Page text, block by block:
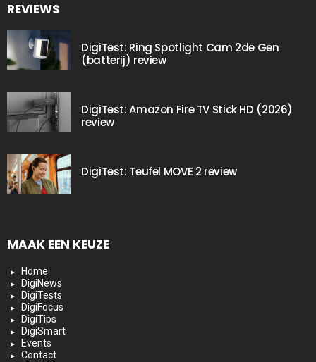
REVIEWS
DigiTest: Ring Spotlight Cam 2de Gen
(batterij) review
DigiTest: Amazon Fire TV Stick HD (2026)
review
DigiTest: Teufel MOVE 2 review
MAAK EEN KEUZE
Home
DigiNews
DigiTests
DigiFocus
DigiTips
DigiSmart
Events
Contact